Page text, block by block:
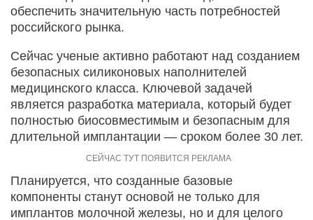
обеспечить значительную часть потребностей
российского рынка.
Сейчас ученые активно работают над созданием
безопасных силиконовых наполнителей
медицинского класса. Ключевой задачей
является разработка материала, который будет
полностью биосовместимым и безопасным для
длительной имплантации — сроком более 30 лет.
Планируется, что созданные базовые
компоненты станут основой не только для
имплантов молочной железы, но и для целого